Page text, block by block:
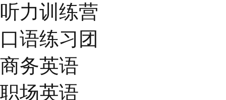
听力训练营
口语练习团
商务英语
职场英语